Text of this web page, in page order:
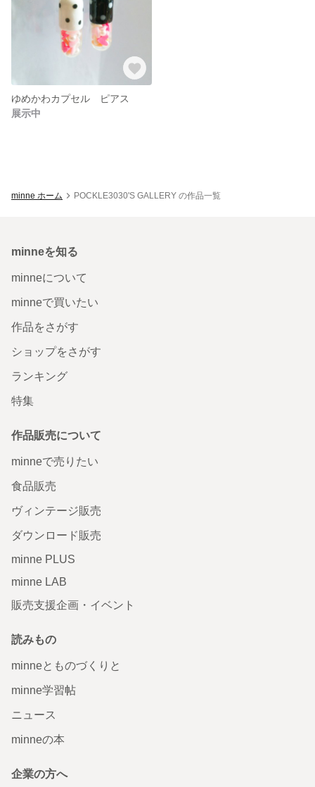
ゆめかわカプセル ピアス
展示中
minne ホーム POCKLE3030'S GALLERY の作品一覧
minneを知る
minneについて
minneで買いたい
作品をさがす
ショップをさがす
ランキング
特集
作品販売について
minneで売りたい
食品販売
ヴィンテージ販売
ダウンロード販売
minne PLUS
minne LAB
販売支援企画・イベント
読みもの
minneとものづくりと
minne学習帖
ニュース
minneの本
企業の方へ